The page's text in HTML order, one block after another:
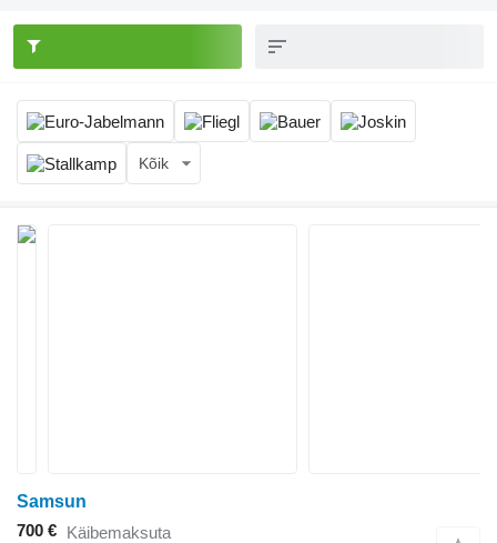
Kõik
Samsun
700 € Käibemaksuta